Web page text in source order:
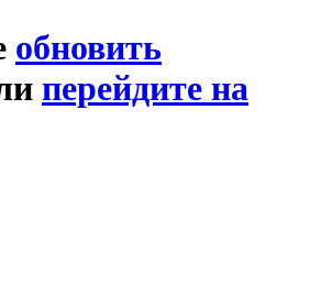
обновить
перейдите на